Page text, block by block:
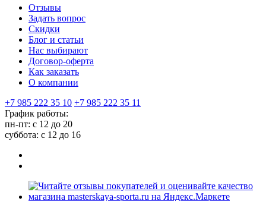
Отзывы
Задать вопрос
Скидки
Блог и статьи
Нас выбирают
Договор-оферта
Как заказать
О компании
+7 985 222 35 10 +7 985 222 35 11
График работы:
пн-пт: с 12 до 20
суббота: c 12 до 16